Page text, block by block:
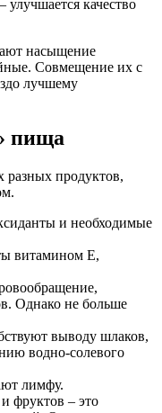
улучшается качество
насыщение
Совмещение их с
лучшему
пища
разных продуктов,
и необходимые
витамином Е,
Однако не больше
выводу шлаков,
водно-солевого
лимфу.
фруктов – это